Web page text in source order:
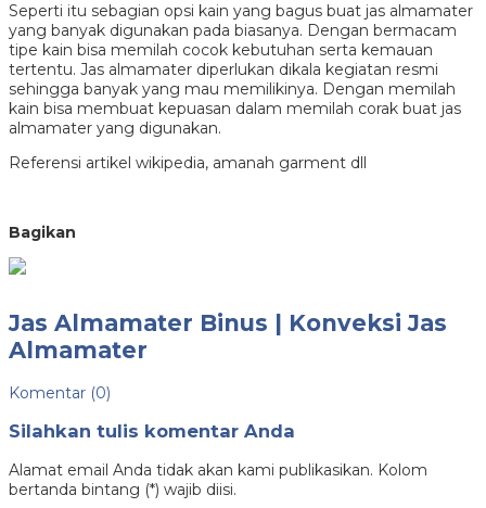
Seperti itu sebagian opsi kain yang bagus buat jas almamater
yang banyak digunakan pada biasanya. Dengan bermacam
tipe kain bisa memilah cocok kebutuhan serta kemauan
tertentu. Jas almamater diperlukan dikala kegiatan resmi
sehingga banyak yang mau memilikinya. Dengan memilah
kain bisa membuat kepuasan dalam memilah corak buat jas
almamater yang digunakan.
Referensi artikel wikipedia, amanah garment dll
Bagikan
Jas Almamater Binus | Konveksi Jas
Almamater
Komentar (0)
Silahkan tulis komentar Anda
Alamat email Anda tidak akan kami publikasikan. Kolom
bertanda bintang (*) wajib diisi.